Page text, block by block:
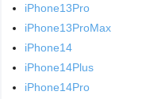
iPhone13Pro
iPhone13ProMax
iPhone14
iPhone14Plus
iPhone14Pro